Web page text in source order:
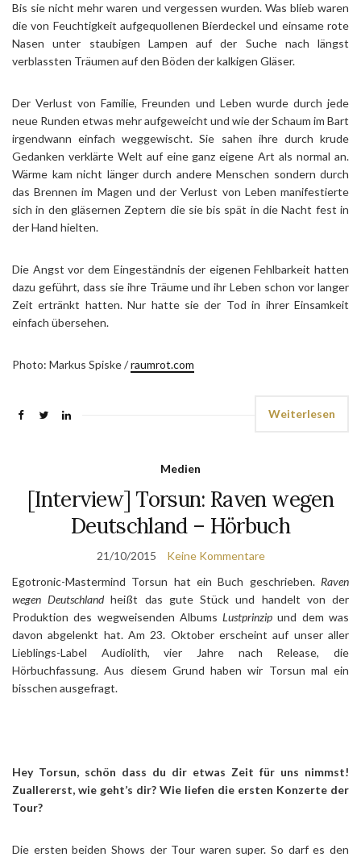
Bis sie nicht mehr waren und vergessen wurden. Was blieb waren
die von Feuchtigkeit aufgequollenen Bierdeckel und einsame rote
Nasen unter staubigen Lampen auf der Suche nach längst
verblassten Träumen auf den Böden der kalkigen Gläser.
Der Verlust von Familie, Freunden und Leben wurde durch jede
neue Runden etwas mehr aufgeweicht und wie der Schaum im Bart
irgendwann einfach weggewischt. Sie sahen ihre durch krude
Gedanken verklärte Welt auf eine ganz eigene Art als normal an.
Wärme kam nicht länger durch andere Menschen sondern durch
das Brennen im Magen und der Verlust von Leben manifestierte
sich in den gläsernen Zeptern die sie bis spät in die Nacht fest in
der Hand hielten.
Die Angst vor dem Eingeständnis der eigenen Fehlbarkeit hatten
dazu geführt, dass sie ihre Träume und ihr Leben schon vor langer
Zeit ertränkt hatten. Nur hatte sie der Tod in ihrer Einsamkeit
einfach übersehen.
Photo: Markus Spiske /raumrot.com
Weiterlesen
Medien
[Interview] Torsun: Raven wegen
Deutschland – Hörbuch
21/10/2015
Keine Kommentare
Egotronic-Mastermind Torsun hat ein Buch geschrieben. Raven
wegen Deutschlandheißt das gute Stück und handelt von der
Produktion des wegweisenden AlbumsLustprinzip und dem was
davon abgelenkt hat. Am 23. Oktober erscheint auf unser aller
Lieblings-Label Audiolith, vier Jahre nach Release, die
Hörbuchfassung. Aus diesem Grund haben wir Torsun mal ein
bisschen ausgefragt.
Hey Torsun, schön dass du dir etwas Zeit für uns nimmst!
Zuallererst, wie geht’s dir? Wie liefen die ersten Konzerte der
Tour?
Die ersten beiden Shows der Tour waren super. So darf es den